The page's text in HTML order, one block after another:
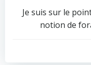
Je suis sur le
notion de